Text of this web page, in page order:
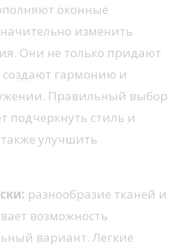
оконные
изменить
Они не только придают
гармонию и
Правильный выбор
подчеркнуть стиль и
улучшить
разнообразие тканей и
возможность
вариант. Легкие